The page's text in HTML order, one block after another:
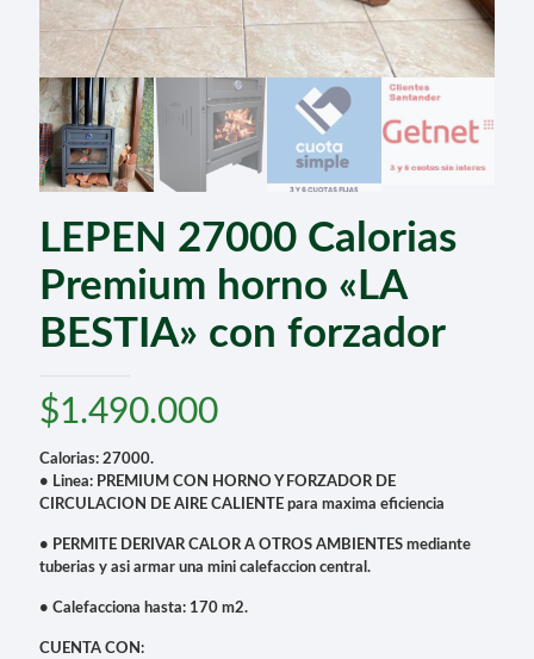
LEPEN 27000 Calorias
Premium horno «LA
BESTIA» con forzador
$1.490.000
Calorias: 27000.
• Linea: PREMIUM CON HORNO Y FORZADOR DE
CIRCULACION DE AIRE CALIENTE para maxima eficiencia
• PERMITE DERIVAR CALOR A OTROS AMBIENTES mediante
tuberias y asi armar una mini calefaccion central.
• Calefacciona hasta: 170 m2.
CUENTA CON: